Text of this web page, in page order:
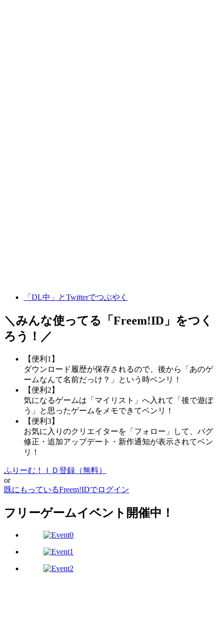
「DL中」とTwitterでつぶやく
＼みんな使ってる「 Freem!ID 」をつく
ろう！／
【便利1】
ダウンロード履歴が保存されるので、後から「あのゲ
ームなんて名前だっけ？」という時ベンリ！
【便利2】
気になるゲームは「マイリスト」へ入れて「後で遊ぼ
う」と思ったゲームをメモできてベンリ！
【便利3】
お気に入りのクリエイターを「フォロー」して、バグ
修正・追加アップデート・新作通知が表示されてベン
リ！
ふりーむ！ＩＤ登録（無料）
or
既にもっているFreem!IDでログイン
フリーゲームイベント開催中！